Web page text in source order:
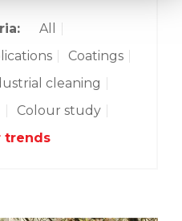
All
Coatings
cleaning
Colour study
trends